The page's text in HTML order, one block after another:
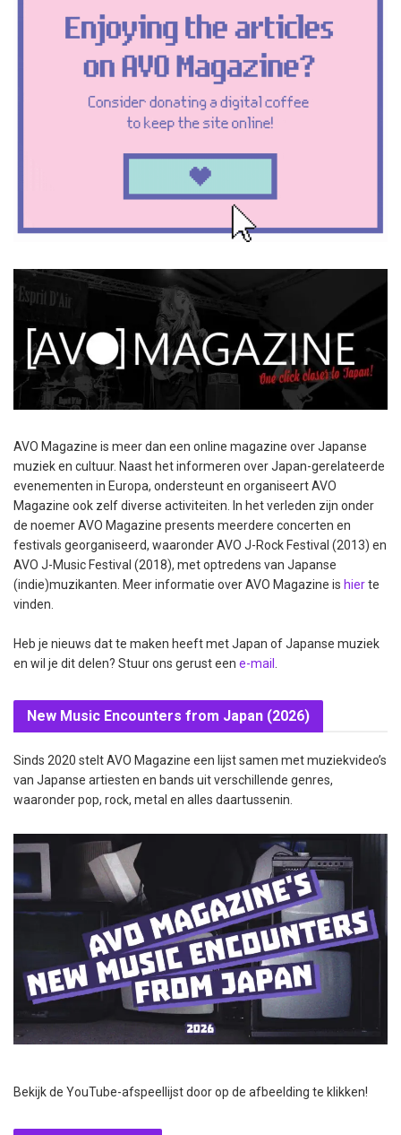
AVO Magazine is meer dan een online magazine over Japanse
muziek en cultuur. Naast het informeren over Japan-gerelateerde
evenementen in Europa, ondersteunt en organiseert AVO
Magazine ook zelf diverse activiteiten. In het verleden zijn onder
de noemer AVO Magazine presents meerdere concerten en
festivals georganiseerd, waaronder AVO J-Rock Festival (2013) en
AVO J-Music Festival (2018), met optredens van Japanse
(indie)muzikanten. Meer informatie over AVO Magazine is hierte
vinden.
Heb je nieuws dat te maken heeft met Japan of Japanse muziek
en wil je dit delen? Stuur ons gerust een e-mail
New Music Encounters from Japan (2026)
Sinds 2020 stelt AVO Magazine een lijst samen met muziekvideo’s
van Japanse artiesten en bands uit verschillende genres,
waaronder pop, rock, metal en alles daartussenin.
Bekijk de YouTube-afspeellijst door op de afbeelding te klikken!